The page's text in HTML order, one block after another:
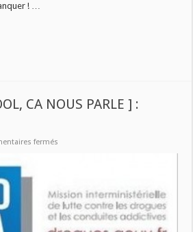
! …
CA NOUS PARLE ] :
fermés
PARLE
]
:
Emission